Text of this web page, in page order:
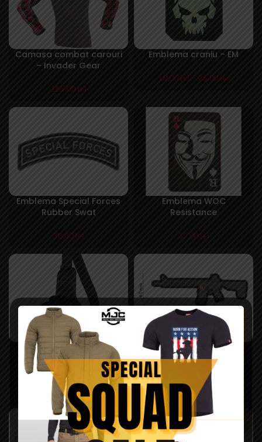
Camasa combat carouri
– Invader Gear
185,00lei
Emblema craniu – EM
18,00 lei – 25,00 lei
Emblema Special Forces
Rubber Swat
30,00 lei
Emblema WOC
Resistance
35,00lei
Geanta tactica UCB –
Pentagon
195,00lei – 225,00lei
Patch 4.5″ MKM – PTS